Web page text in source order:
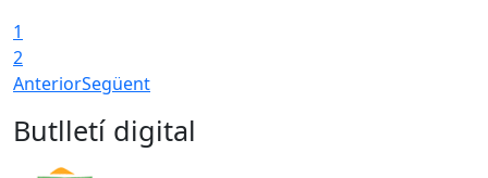
1
2
AnteriorSegüent
Butlletí digital